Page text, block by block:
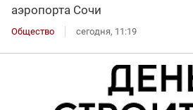
аэропорта Сочи
Общество сегодня, 11:19